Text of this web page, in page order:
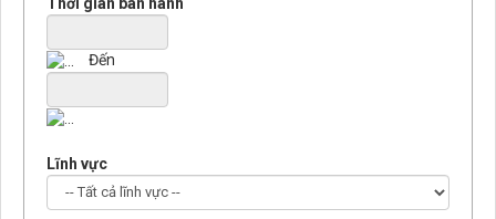
Đến
Lĩnh vực